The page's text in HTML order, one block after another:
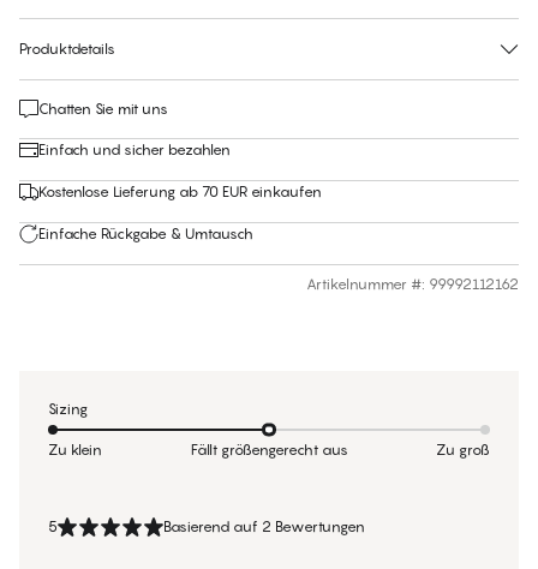
Produktdetails
Chatten Sie mit uns
Einfach und sicher bezahlen
Kostenlose Lieferung ab 70 EUR einkaufen
Einfache Rückgabe & Umtausch
Artikelnummer #: 99992112162
5 Basierend auf 2 Bewertungen
Sizing
Zu klein Fällt größengerecht aus Zu groß